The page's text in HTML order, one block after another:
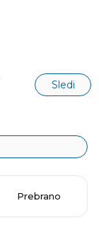
Sledi
Prebrano